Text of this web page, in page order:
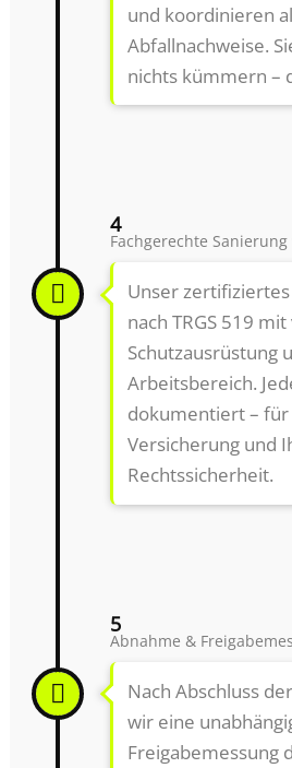
und koordinieren
Abfallnachweise.
nichts kümmern –
4
Fachgerechte
Unser
nach TRGS 519
Schutzausrüstung
Arbeitsbereich.
dokumentiert –
Versicherung und
Rechtssicherheit.
5
Abnahme &
Nach Abschluss
wir eine
Freigabemessung